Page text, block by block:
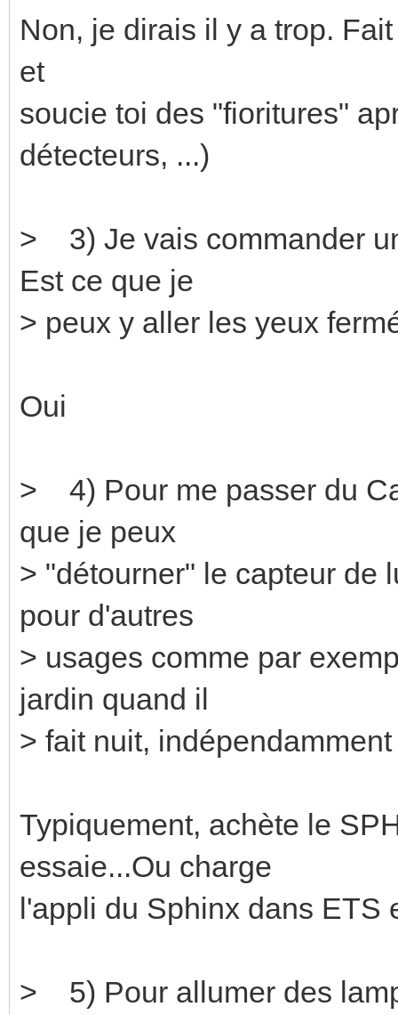
Non, je dirais il y a trop.
et
soucie toi des "fioritures"
détecteurs, ...)
> 3) Je vais commander
Est ce que je
> peux y aller les yeux
Oui
> 4) Pour me passer du
que je peux
> "détourner" le capteur de
pour d'autres
> usages comme par
jardin quand il
> fait nuit,
Typiquement, achète le
essaie...Ou charge
l'appli du Sphinx dans ETS
> 5) Pour allumer des